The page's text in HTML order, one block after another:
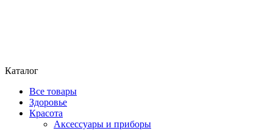
Каталог
Все товары
Здоровье
Красота
Аксессуары и приборы